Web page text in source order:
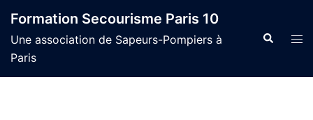
au
contenu
Formation Secourisme Paris 10
Une association de Sapeurs-Pompiers à
Paris